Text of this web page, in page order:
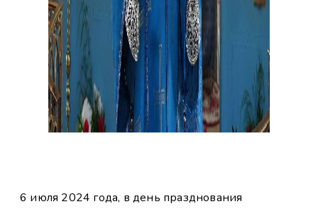
6 июля 2024 года, в день празднования